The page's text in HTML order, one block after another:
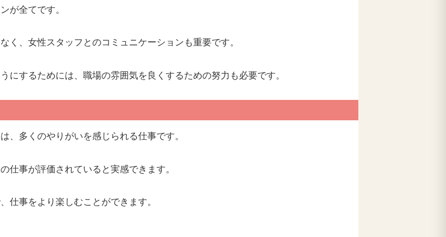
が全てです。
く、女性スタッフとのコミュニケーションも重要です。
にするためには、職場の雰囲気を良くするための努力も必要です。
、多くのやりがいを感じられる仕事です。
仕事が評価されていると実感できます。
仕事をより楽しむことができます。